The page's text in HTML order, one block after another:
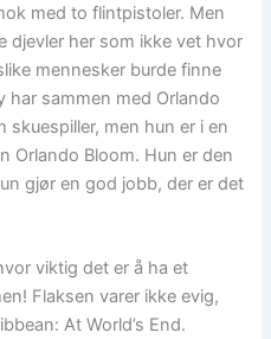
med to flintpistoler. Men
djevler her som ikke vet hvor
mennesker burde finne
har sammen med Orlando
men hun er i en
Orlando Bloom. Hun er den
gjør en god jobb, der er det
viktig det er å ha et
Flaksen varer ikke evig,
At World’s End.